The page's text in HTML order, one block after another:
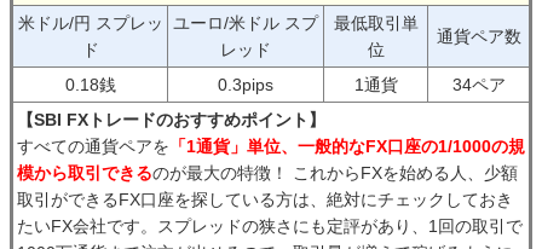
米ドル/円 スプレッ
ド
ユーロ/米ドル スプ
レッド
最低取引単
位
通貨ペア数
0.18銭 0.3pips 1通貨
34ペア
【SBI FXトレードのおすすめポイント】
すべての通貨ペアを 「1通貨」単位、一般的なFX口座の1/1000の規
模から取引できるのが最大の特徴！ これからFXを始める人、少額
取引ができるFX口座を探している方は、絶対にチェックしておき
たいFX会社です。スプレッドの狭さにも定評があり、1回の取引で